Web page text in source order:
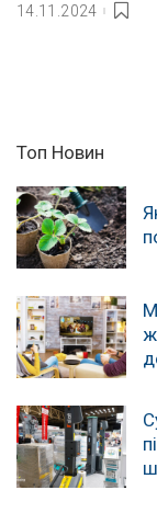
14.11.2024
Топ Новин